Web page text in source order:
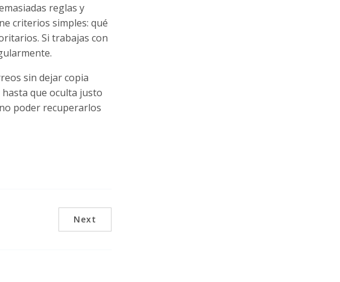
reglas y
criterios simples: qué
Si trabajas con
sin dejar copia
que oculta justo
poder recuperarlos
Next